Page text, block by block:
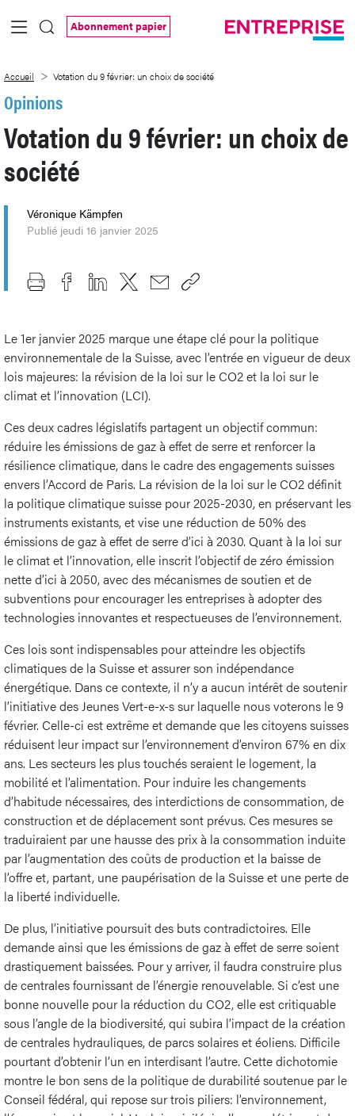
Saut au contenu principal
Abonnement papier
Accueil Votation du 9 février: un choix de société
Opinions
Votation du 9 février: un choix de
société
Véronique Kämpfen
Publié jeudi 16 janvier 2025
Le 1er janvier 2025 marque une étape clé pour la politique
environnementale de la Suisse, avec l’entrée en vigueur de deux
lois majeures: la révision de la loi sur le CO2 et la loi sur le
climat et l’innovation (LCI).
Ces deux cadres législatifs partagent un objectif commun:
réduire les émissions de gaz à effet de serre et renforcer la
résilience climatique, dans le cadre des engagements suisses
envers l’Accord de Paris. La révision de la loi sur le CO2 définit
la politique climatique suisse pour 2025-2030, en préservant les
instruments existants, et vise une réduction de 50% des
émissions de gaz à effet de serre d’ici à 2030. Quant à la loi sur
le climat et l’innovation, elle inscrit l’objectif de zéro émission
nette d’ici à 2050, avec des mécanismes de soutien et de
subventions pour encourager les entreprises à adopter des
technologies innovantes et respectueuses de l’environnement.
Ces lois sont indispensables pour atteindre les objectifs
climatiques de la Suisse et assurer son indépendance
énergétique. Dans ce contexte, il n’y a aucun intérêt de soutenir
l’initiative des Jeunes Vert-e-x-s sur laquelle nous voterons le 9
février. Celle-ci est extrême et demande que les citoyens suisses
réduisent leur impact sur l’environnement d’environ 67% en dix
ans. Les secteurs les plus touchés seraient le logement, la
mobilité et l’alimentation. Pour induire les changements
d’habitude nécessaires, des interdictions de consommation, de
construction et de déplacement sont prévus. Ces mesures se
traduiraient par une hausse des prix à la consommation induite
par l’augmentation des coûts de production et la baisse de
l’offre et, partant, une paupérisation de la Suisse et une perte de
la liberté individuelle.
De plus, l’initiative poursuit des buts contradictoires. Elle
demande ainsi que les émissions de gaz à effet de serre soient
drastiquement baissées. Pour y arriver, il faudra construire plus
de centrales fournissant de l’énergie renouvelable. Si c’est une
bonne nouvelle pour la réduction du CO2, elle est critiquable
sous l’angle de la biodiversité, qui subira l’impact de la création
de centrales hydrauliques, de parcs solaires et éoliens. Difficile
pourtant d’obtenir l’un en interdisant l’autre. Cette dichotomie
montre le bon sens de la politique de durabilité soutenue par le
Conseil fédéral, qui repose sur trois piliers: l’environnement,